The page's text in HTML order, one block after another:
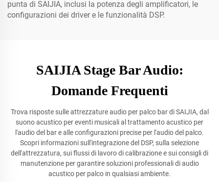
punta di SAIJIA, inclusi la potenza degli amplificatori, le
configurazioni dei driver e le funzionalità DSP.
SAIJIA Stage Bar Audio:
Domande Frequenti
Trova risposte sulle attrezzature audio per palco bar di SAIJIA, dal
suono acustico per eventi musicali al trattamento acustico per
l'audio del bar e alle configurazioni precise per l'audio del palco.
Scopri informazioni sull'integrazione del DSP, sulla selezione
dell'attrezzatura, sui flussi di lavoro di calibrazione e sui consigli di
manutenzione per garantire soluzioni professionali di audio
acustico per palco in qualsiasi ambiente.